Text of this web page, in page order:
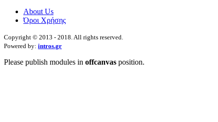
About Us
Όροι Χρήσης
Copyright © 2013 - 2018. All rights reserved.
Powered by: intros.gr
Please publish modules in offcanvas position.